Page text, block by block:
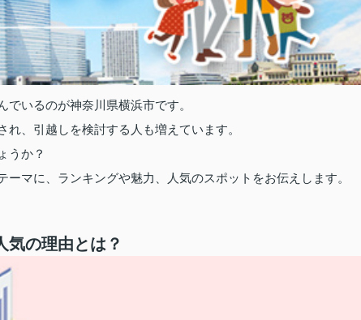
いるのが神奈川県横浜市です。
、引越しを検討する人も増えています。
うか？
マに、ランキングや魅力、人気のスポットをお伝えします。
気の理由とは？